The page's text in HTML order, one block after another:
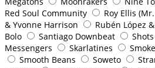
Red Soul Community
Roy Ellis
& Yvonne Harrison
Rubén López
Bolo
Santiago Downbeat
Messengers
Skarlatines
Smooth Beans
Soweto